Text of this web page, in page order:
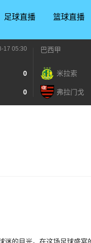
足球直播 篮球直播
17 05:30
0
0
巴西甲
米拉索
弗拉门戈
的目光。在这场足球盛